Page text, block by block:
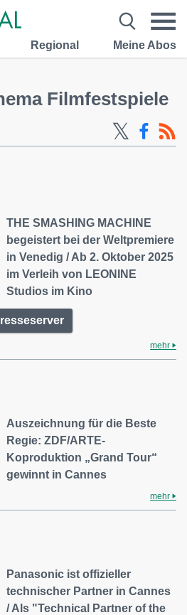
Regional Meine Abos
Filmfestspiele
THE SMASHING MACHINE
begeistert bei der Weltpremiere
in Venedig / Ab 2. Oktober 2025
im Verleih von LEONINE
Studios im Kino
mehr
Auszeichnung für die Beste
Regie: ZDF/ARTE-
Koproduktion „Grand Tour“
gewinnt in Cannes
mehr
Panasonic ist offizieller
technischer Partner in Cannes
/ Als "Technical Partner of the